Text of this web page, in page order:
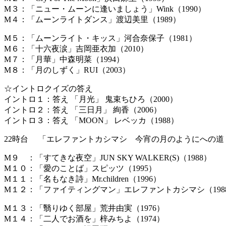
M３：「ニュー・ムーンに逢いましょう」Wink（1990）
M４：「ムーンライトダンス」渡辺美里（1989）
M５：「ムーンライト・キッス」河合奈保子（1981）
M６：「十六夜涙」吉岡亜衣加（2010）
M７：「月華」中森明菜（1994）
M８：「月のしずく」RUI（2003）
☆イントロクイズの答え
イントロ１：答え 「月光」 鬼束ちひろ（2000）
イントロ２：答え 「三日月」 絢香（2006）
イントロ３：答え 「MOON」 レベッカ（1988）
22時台 「エレファントカシマシ 今宵の月のようにへの道
M９ ：「すてきな夜空」JUN SKY WALKER(S)（1988）
M１０：「愛のことば」スピッツ（1995）
M１１：「名もなき詩」Mr.children（1996）
M１２：「ファイティングマン」エレファントカシマシ（
M１３：「翳りゆく部屋」荒井由実（1976）
M１４：「二人でお酒を」梓みちよ（1974）